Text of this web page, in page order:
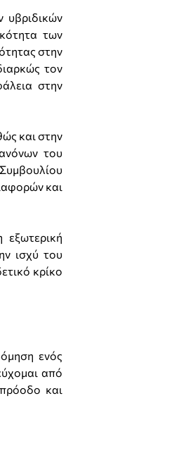
υβριδικών
των
στην
τον
στην
και στην
του
και
εξωτερική
ισχύ του
κρίκο
ενός
από
και